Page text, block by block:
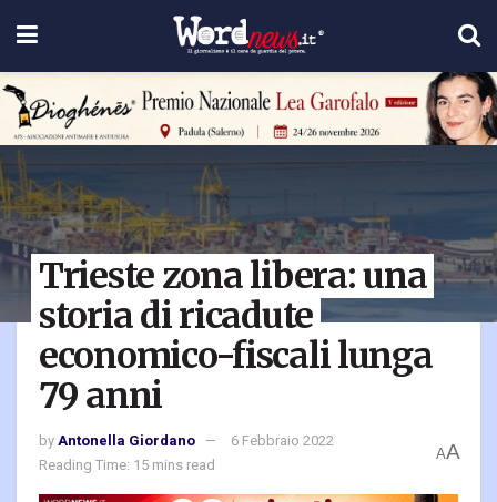
Trieste zona libera: una
storia di ricadute
economico-fiscali lunga
79 anni
byAntonella Giordano
6 Febbraio 2022
Reading Time: 15 mins read
AA